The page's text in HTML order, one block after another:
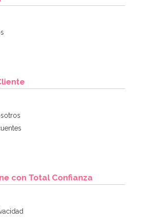
Bundt Pan
54,40€
AÑADIR
con Total Confianza